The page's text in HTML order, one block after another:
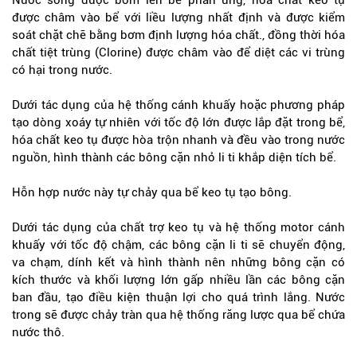
được châm vào bể với liều lượng nhất định và được kiểm
soát chặt chẽ bằng bơm định lượng hóa chất., đồng thời hóa
chất tiệt trùng (Clorine) được châm vào để diệt các vi trùng
có hại trong nước.
Dưới tác dụng của hệ thống cánh khuấy hoặc phương pháp
tạo dòng xoáy tự nhiên với tốc độ lớn được lắp đặt trong bể,
hóa chất keo tụ được hòa trộn nhanh và đều vào trong nước
nguồn, hình thành các bông cặn nhỏ li ti khắp diện tích bể.
Hỗn hợp nước này tự chảy qua bể keo tụ tạo bông.
Dưới tác dụng của chất trợ keo tụ và hệ thống motor cánh
khuấy với tốc độ chậm, các bông cặn li ti sẽ chuyển động,
va chạm, dính kết và hình thành nên những bông cặn có
kích thước và khối lượng lớn gấp nhiều lần các bông cặn
ban đầu, tạo điều kiện thuận lợi cho quá trình lắng. Nước
trong sẽ được chảy tràn qua hệ thống răng lược qua bể chứa
nước thô.